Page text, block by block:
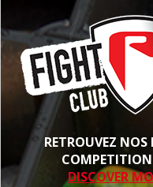
RETROUVEZ
DISCOVER